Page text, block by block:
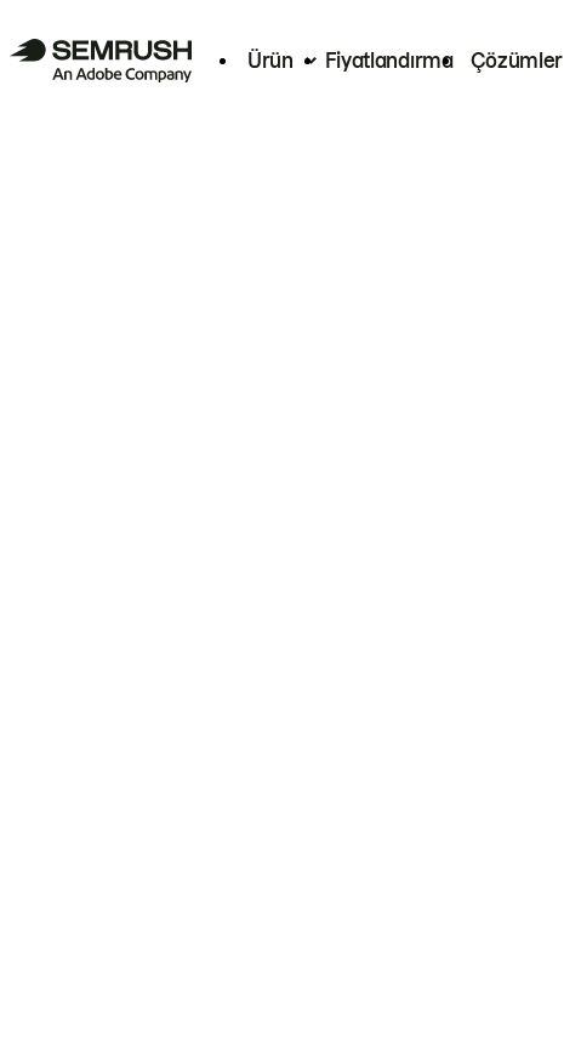
Ürün Fiyatlandırma Çözümler